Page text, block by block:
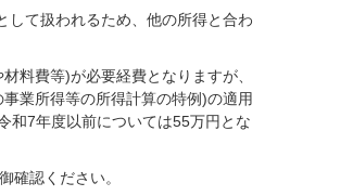
して扱われるため、他の所得と合わ
料費等)が必要経費となりますが、
業所得等の所得計算の特例)の適用
和7年度以前については55万円とな
確認ください。